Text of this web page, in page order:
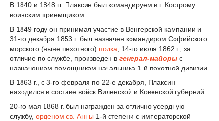
В 1840 и 1848 гг. Плаксин был командируем в г. Кострому
воинским приемщиком.
В 1849 году он принимал участие в Венгерской кампании и
31-го декабря 1853 г. был назначен командиром Софийского
морского (ныне пехотного) полка , 14-го июля 1862 г., за
отличие по службе, произведен в генерал-майоры с
назначением помощником начальника 1-й пехотной дивизии.
В 1863 г., с 3-го февраля по 22-е декабря, Плаксин
находился в составе войск Виленской и Ковенской губерний.
20-го мая 1868 г. был награжден за отлично усердную
службу, орденом св. Анны 1-й степени с императорской